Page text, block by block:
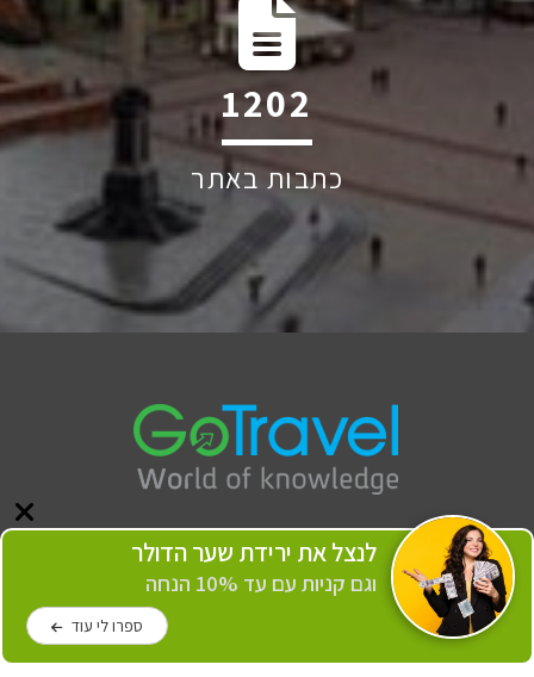
2296
כתבות באתר
כל הזכויות שמורות לכותבים, לצלמים ולאתר GoTravel © 2006-2026
אודותינו
לנצל את ירידת שער הדולר
וגם קניות עם עד 10% הנחה
ספרו לי עוד